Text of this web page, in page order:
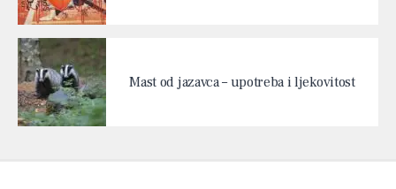
Mast od jazavca – upotreba i ljekovitost